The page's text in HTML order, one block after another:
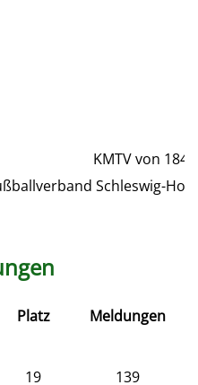
KMTV von
Schleswig-
Platz Meldungen
19
139